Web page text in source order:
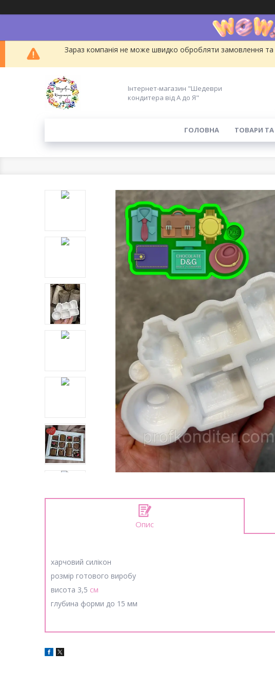
Зараз компанія не може швидко обробляти замовлення та
Інтернет-магазин "Шедеври
кондитера від А до Я"
ГОЛОВНА ТОВАРИ
Опис
харчовий силікон
розмір готового виробу
висота 3,5 см
глубина форми до 15 мм